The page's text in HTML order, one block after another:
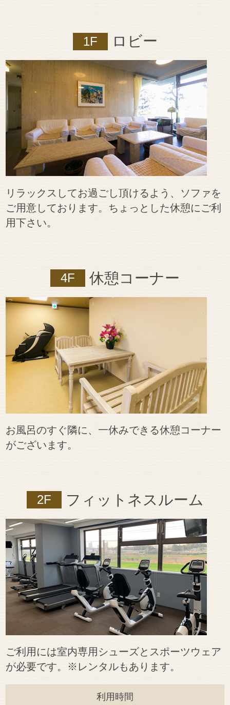
1F ロビー
リラックスしてお過ごし頂けるよう、ソファを
ご用意しております。ちょっとした休憩にご利
用下さい。
4F 休憩コーナー
お風呂のすぐ隣に、一休みできる休憩コーナー
がございます。
2F フィットネスルーム
ご利用には室内専用シューズとスポーツウェア
が必要です。※レンタルもあります。
利用時間